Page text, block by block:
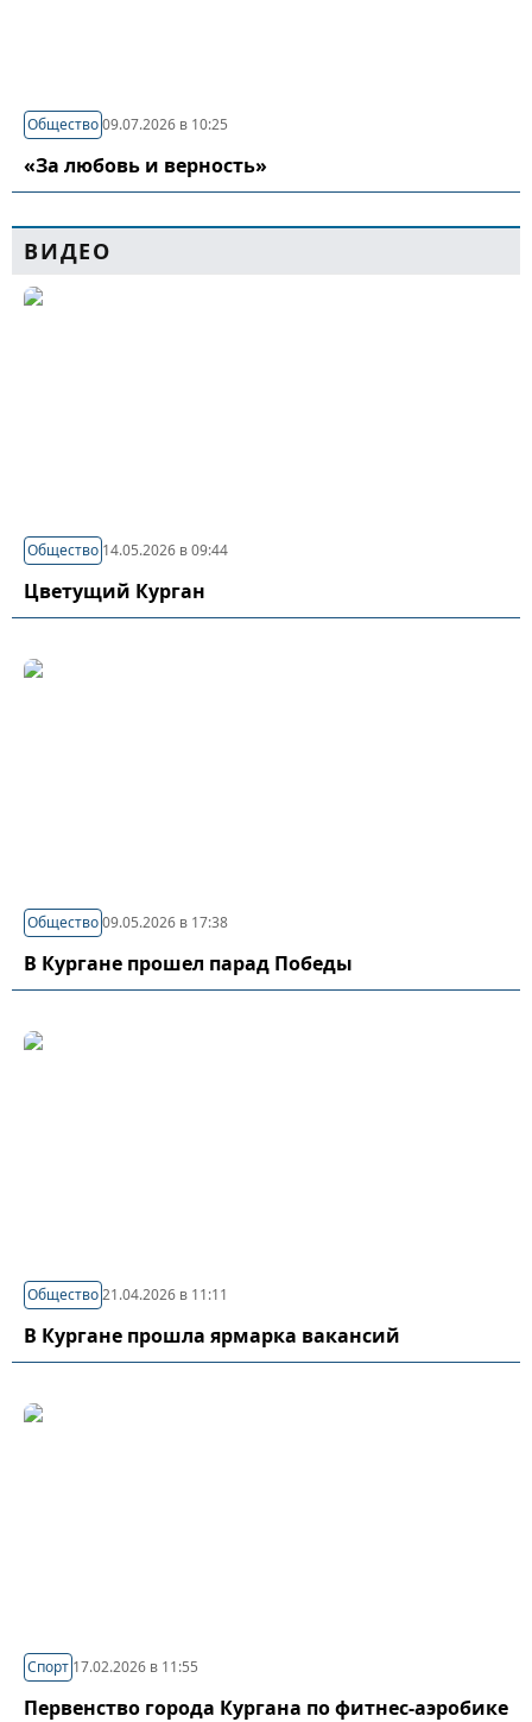
Общество09.07.2026 в 10:25
«За любовь и верность»
ВИДЕО
Общество 14.05.2026 в 09:44
Цветущий Курган
Общество09.05.2026 в 17:38
В Кургане прошел парад Победы
Общество21.04.2026 в 11:11
В Кургане прошла ярмарка вакансий
Спорт 17.02.2026 в 11:55
Первенство города Кургана по фитнес-аэробике